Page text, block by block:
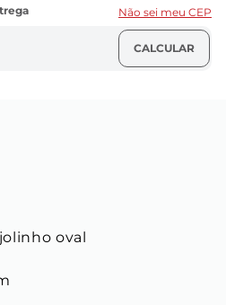
Não sei meu CEP
oval